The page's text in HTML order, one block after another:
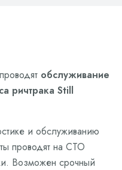
обслуживание
ричтрака Still
и обслуживанию
проводят на СТО
Возможен срочный